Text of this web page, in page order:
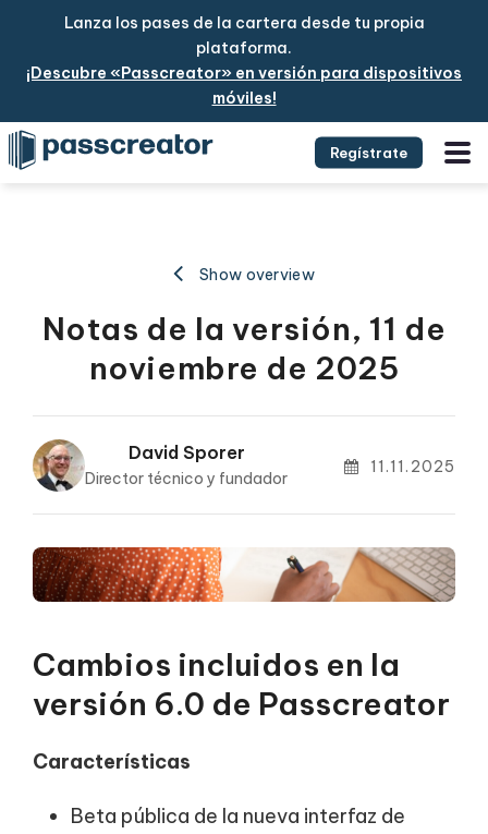
Lanza los pases de la cartera desde tu propia
plataforma.
¡Descubre «Passcreator» en versión para dispositivos
móviles!
Regístrate
Show overview
Notas de la versión, 11 de
noviembre de 2025
David Sporer
Director técnico y fundador
11.11.2025
Cambios incluidos en la
versión 6.0 de Passcreator
Características
Beta pública de la nueva interfaz de